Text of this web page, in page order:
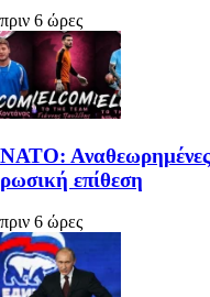
πριν 6 ώρες
ΝΑΤΟ:
ρωσική επίθεση
πριν 6 ώρες